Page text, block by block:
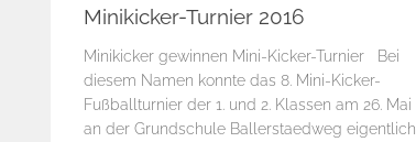
Minikicker-Turnier 2016
Minikicker gewinnen Mini-Kicker-Turnier Bei
diesem Namen konnte das 8. Mini-Kicker-
Fußballturnier der 1. und 2. Klassen am 26. Mai
an der Grundschule Ballerstaedweg eigentlich